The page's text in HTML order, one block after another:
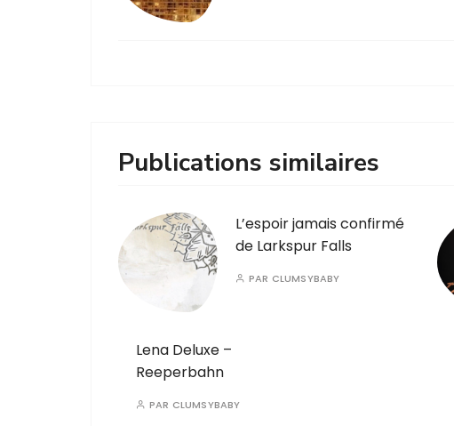
Publications similaires
L’espoir jamais confirmé
de Larkspur Falls
PAR CLUMSYBABY
Lena Deluxe –
Reeperbahn
PAR CLUMSYBABY